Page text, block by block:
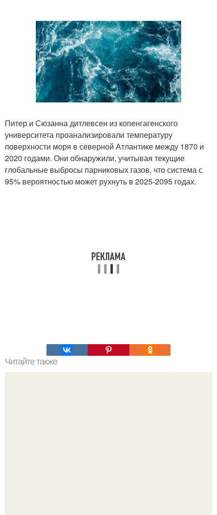
Питер и Сюзанна дитлевсен из копенгагенского
университета проанализировали температуру
поверхности моря в северной Атлантике между 1870 и
2020 годами. Они обнаружили, учитывая текущие
глобальные выбросы парниковых газов, что система с
95% вероятностью может рухнуть в 2025-2095 годах.
Читайте также